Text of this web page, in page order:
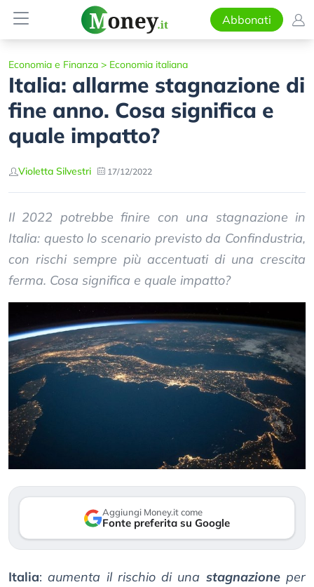
Abbonati
Economia e Finanza > Economia italiana
Italia: allarme stagnazione di
fine anno. Cosa significa e
quale impatto?
Violetta Silvestri 17/12/2022
Il 2022 potrebbe finire con una stagnazione in
Italia: questo lo scenario previsto da Confindustria,
con rischi sempre più accentuati di una crescita
ferma. Cosa significa e quale impatto?
Aggiungi Money.it come
Fonte preferita su Google
Italia:aumenta il rischio di una stagnazioneper